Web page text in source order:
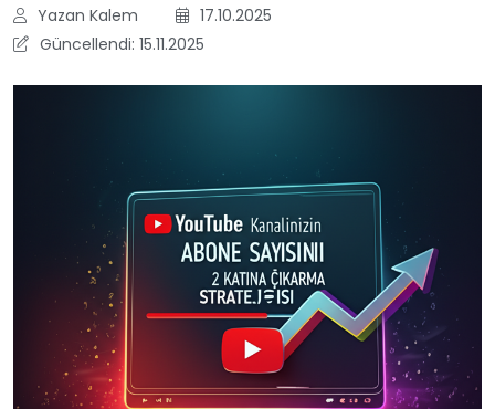
Yazan Kalem
17.10.2025
Güncellendi: 15.11.2025